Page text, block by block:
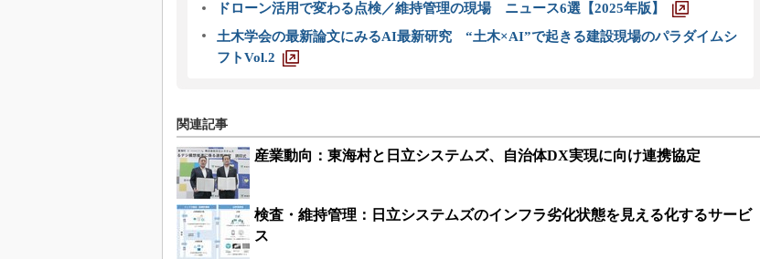
ドローン活用で変わる点検／維持管理の現場 ニュース6選【2025年版】
土木学会の最新論文にみるAI最新研究 “土木×AI”で起きる建設現場のパラダイムシ
フトVol.2
関連記事
産業動向：東海村と日立システムズ、自治体DX実現に向け連携協定
検査・維持管理：日立システムズのインフラ劣化状態を見える化するサービ
ス